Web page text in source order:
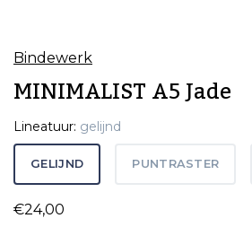
Bindewerk
MINIMALIST A5 Jade
Lineatuur: gelijnd
GELIJND PUNTRASTER
€24,00